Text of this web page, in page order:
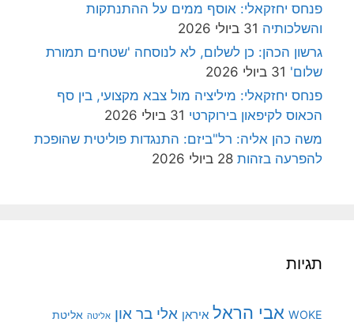
פנחס יחזקאלי: אוסף ממים על ההתנתקות
והשלכותיה 31 ביולי 2026
גרשון הכהן: כן לשלום, לא לנוסחה 'שטחים תמורת
שלום' 31 ביולי 2026
פנחס יחזקאלי: מיליציה מול צבא מקצועי, בין סף
הכאוס לקיפאון בירוקרטי 31 ביולי 2026
משה כהן אליה: רל"ביזם: התנגדות פוליטית שהופכת
להפרעה בזהות 28 ביולי 2026
תגיות
WOKE אבי הראל איראן אלי בר און אליטה אליטת